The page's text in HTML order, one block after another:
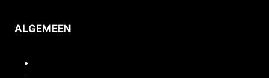
ALGEMEEN